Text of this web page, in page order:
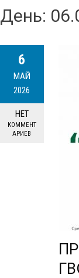
День:
6
МАЙ
2026
НЕТ
КОММЕНТ
АРИЕВ